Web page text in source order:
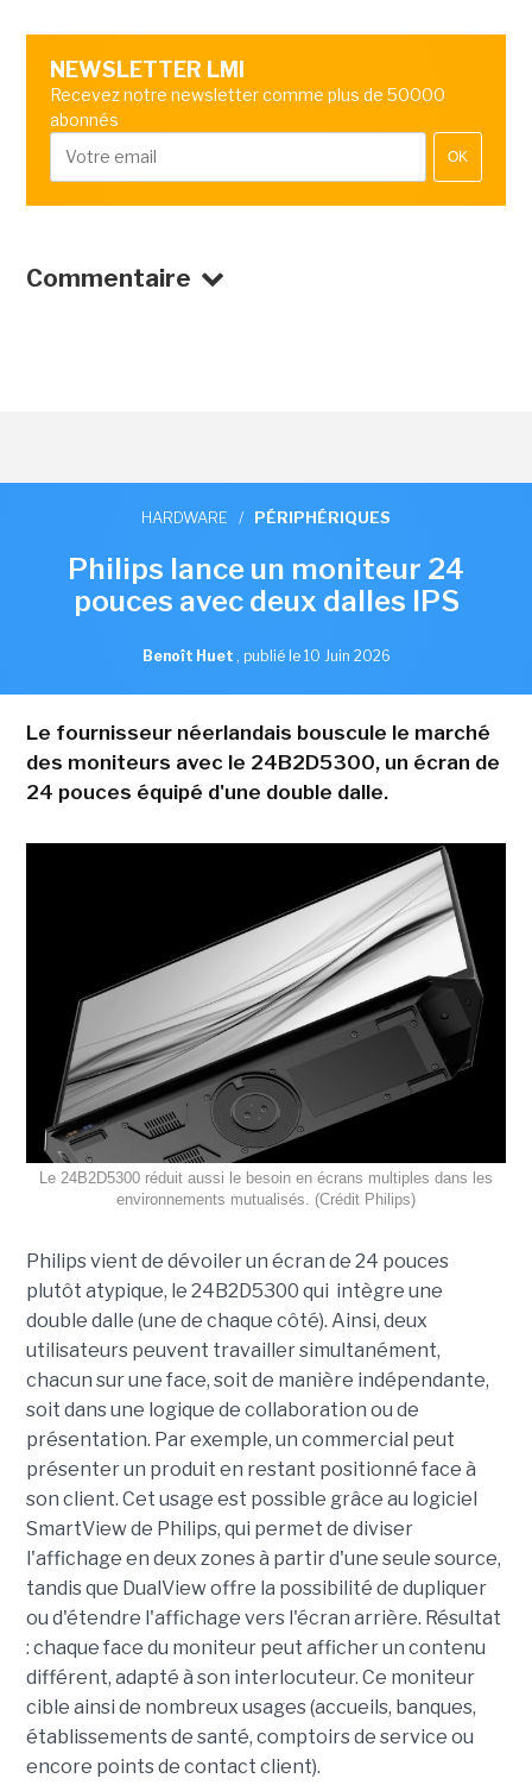
NEWSLETTER LMI
Recevez notre newsletter comme plus de 50000
abonnés
OK
Commentaire
HARDWARE / PÉRIPHÉRIQUES
Philips lance un moniteur 24
pouces avec deux dalles IPS
Benoît Huet , publié le 10 Juin 2026
Le fournisseur néerlandais bouscule le marché
des moniteurs avec le 24B2D5300, un écran de
24 pouces équipé d'une double dalle.
Le 24B2D5300 réduit aussi le besoin en écrans multiples dans les
environnements mutualisés. (Crédit Philips)
Philips vient de dévoiler un écran de 24 pouces
plutôt atypique, le 24B2D5300 qui intègre une
double dalle (une de chaque côté). Ainsi, deux
utilisateurs peuvent travailler simultanément,
chacun sur une face, soit de manière indépendante,
soit dans une logique de collaboration ou de
présentation. Par exemple, un commercial peut
présenter un produit en restant positionné face à
son client. Cet usage est possible grâce au logiciel
SmartView de Philips, qui permet de diviser
l'affichage en deux zones à partir d'une seule source,
tandis que DualView offre la possibilité de dupliquer
ou d'étendre l'affichage vers l'écran arrière. Résultat
: chaque face du moniteur peut afficher un contenu
différent, adapté à son interlocuteur. Ce moniteur
cible ainsi de nombreux usages (accueils, banques,
établissements de santé, comptoirs de service ou
encore points de contact client).